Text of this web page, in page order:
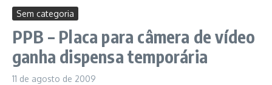
Sem categoria
PPB – Placa para câmera de vídeo
ganha dispensa temporária
11 de agosto de 2009